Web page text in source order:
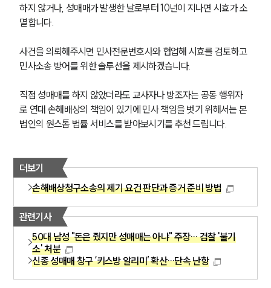
하지 않거나, 성매매가 발생한 날로부터 10년이 지나면 시효가 소
멸합니다.
사건을 의뢰해주시면 민사전문변호사와 협업해 시효를 검토하고
민사소송 방어를 위한 솔루션을 제시하겠습니다.
직접 성매매를 하지 않았더라도 교사자나 방조자는 공동 행위자
로 연대 손해배상의 책임이 있기에 민사 책임을 벗기 위해서는 본
법인의 원스톱 법률 서비스를 받아보시기를 추천 드립니다.
더보기
손해배상청구소송의 제기 요건 판단과 증거 준비 방법
관련기사
50대 남성 "돈은 줬지만 성매매는 아냐" 주장… 검찰 '불기
소' 처분
신종 성매매 창구 ‘키스방 알리미’ 확산…단속 난항